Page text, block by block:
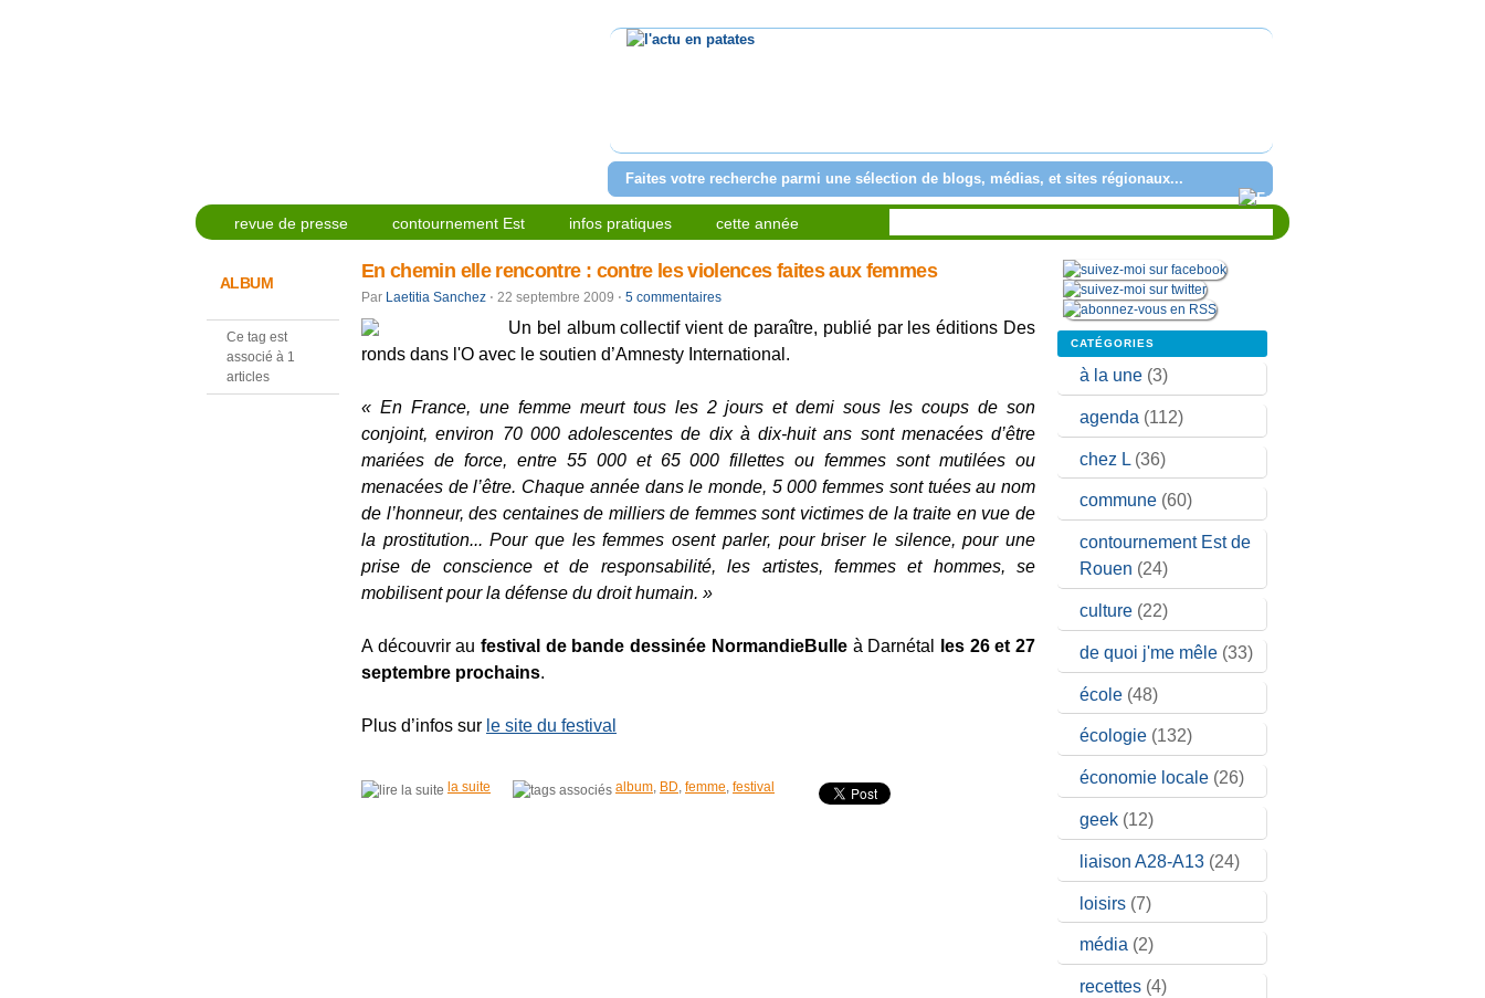
Faites votre recherche parmi une sélection de blogs, médias, et sites régionaux...
revue de presse contournement Est infos pratiques cette année
ALBUM
Ce tag est
associé à 1
articles
En chemin elle rencontre : contre les violences faites aux femmes
Par Laetitia Sanchez ⋅ 22 septembre 2009 ⋅ 5 commentaires
Un bel album collectif vient de paraître, publié par les éditions Des
ronds dans l'O avec le soutien d’Amnesty International.
« En France, une femme meurt tous les 2 jours et demi sous les coups de son
conjoint, environ 70 000 adolescentes de dix à dix-huit ans sont menacées d’être
mariées de force, entre 55 000 et 65 000 fillettes ou femmes sont mutilées ou
menacées de l’être. Chaque année dans le monde, 5 000 femmes sont tuées au nom
de l’honneur, des centaines de milliers de femmes sont victimes de la traite en vue de
la prostitution... Pour que les femmes osent parler, pour briser le silence, pour une
prise de conscience et de responsabilité, les artistes, femmes et hommes, se
mobilisent pour la défense du droit humain. »
A découvrir aufestival de bande dessinée NormandieBulleà Darnétal
les 26 et 27
septembre prochains.
Plus d’infos sur le site du festival
la suite album, BD, femme, festival
CATÉGORIES
à la une (3)
agenda (112)
chez L (36)
commune (60)
contournement Est de
Rouen (24)
culture (22)
de quoi j'me mêle (33)
école (48)
écologie (132)
économie locale (26)
geek (12)
liaison A28-A13 (24)
loisirs (7)
média (2)
recettes (4)